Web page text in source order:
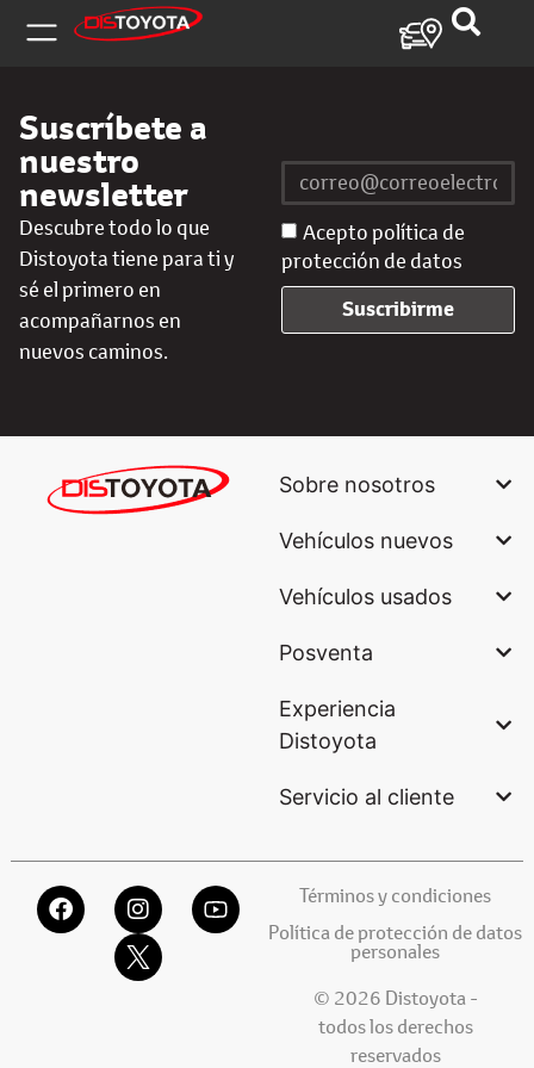
Suscríbete a
nuestro
newsletter
Descubre todo lo que
Distoyota tiene para ti y
sé el primero en
acompañarnos en
nuevos caminos.
Acepto política de
protección de datos
Suscribirme
Sobre nosotros
Vehículos nuevos
Vehículos usados
Posventa
Experiencia
Distoyota
Servicio al cliente
Términos y condiciones
Política de protección de datos
personales
© 2026 Distoyota -
todos los derechos
reservados